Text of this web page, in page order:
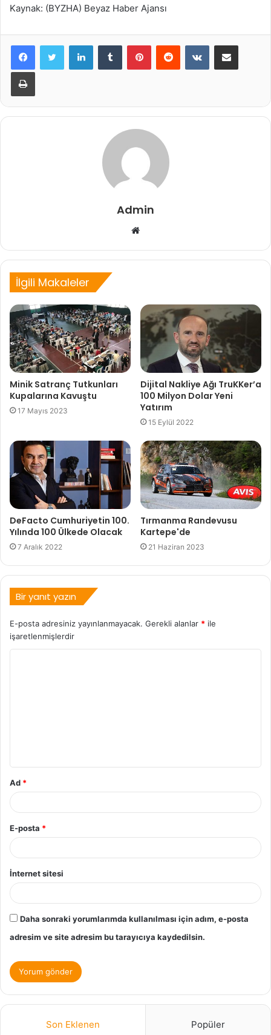
Kaynak: (BYZHA) Beyaz Haber Ajansı
LinkedInTumblr PinterestReddit VKontakteE-Posta ile paylaş
Yazdır
Admin
Web
İlgili Makaleler
Minik Satranç Tutkunları
Kupalarına Kavuştu
17 Mayıs 2023
Dijital Nakliye Ağı TruKKer’a
100 Milyon Dolar Yeni
Yatırım
15 Eylül 2022
DeFacto Cumhuriyetin 100.
Yılında 100 Ülkede Olacak
7 Aralık 2022
Tırmanma Randevusu
Kartepe'de
21 Haziran 2023
Bir yanıt yazın
E-posta adresiniz yayınlanmayacak. Gerekli alanlar * ile
işaretlenmişlerdir
Ad *
E-posta *
İnternet sitesi
Daha sonraki yorumlarımda kullanılması için adım, e-posta
adresim ve site adresim bu tarayıcıya kaydedilsin.
Son Eklenen Popüler